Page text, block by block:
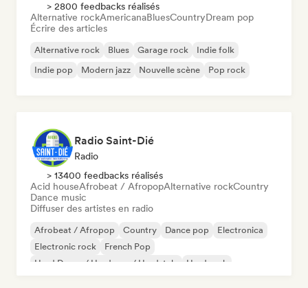
> 2800 feedbacks réalisés
Alternative rockAmericanaBluesCountryDream pop
Écrire des articles
Alternative rock Blues Garage rock
Indie folk
Indie pop
Modern jazz Nouvelle scène Pop rock
Radio Saint-Dié
Radio
> 13400 feedbacks réalisés
Acid houseAfrobeat / AfropopAlternative rockCountry
Dance music
Diffuser des artistes en radio
Afrobeat / Afropop Country Dance pop
Electronica
Electronic rock
French Pop
Hard Dance / Hardcore / Hardstyle
Hard rock